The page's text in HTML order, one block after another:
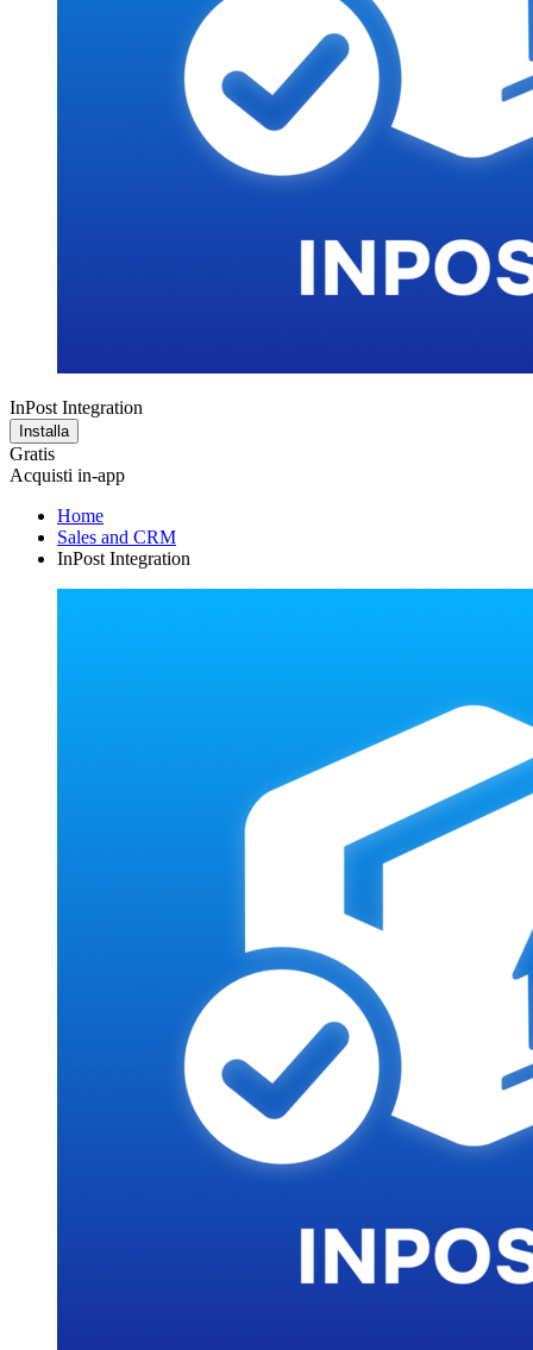
InPost Integration
Installa
Gratis
Acquisti in-app
Home
Sales and CRM
InPost Integration